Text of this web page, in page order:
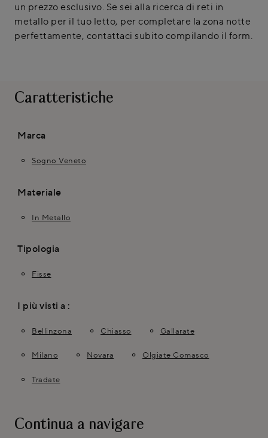
un prezzo esclusivo. Se sei alla ricerca di reti in
metallo per il tuo letto, per completare la zona notte
perfettamente, contattaci subito compilando il form.
Caratteristiche
Marca
Sogno Veneto
Materiale
In Metallo
Tipologia
Fisse
I più visti a :
Bellinzona Chiasso Gallarate
Milano Novara Olgiate Comasco
Tradate
Continua a navigare